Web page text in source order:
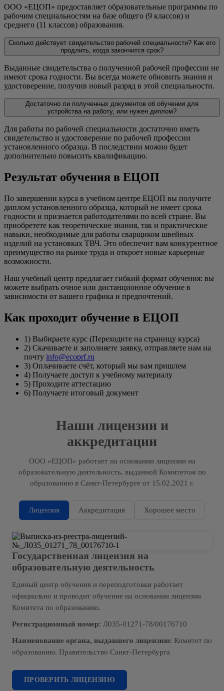
ООО «ЕЦОП» предоставляет образовательные программы по
рабочим специальностям на базе общего (9 классов) и
среднего (11 классов) образования.
Сколько действует свидетельство рабочей специальности? Как его
продлить, когда закончится срок?
Выданные свидетельства о полученной рабочей профессии не
имеют срока годности. Вы всегда можете обновить знания и
удостоверение, получив новый разряд в этой специальности.
Достаточно ли полученных документов об обучении для
устройства на работу, или нужен диплом?
Для работы по рабочей специальности достаточно иметь
свидетельство и удостоверение по рабочей профессии
установленного образца. В последствии можно будет
дополнительно повысить квалификацию.
Результат обучения в ЕЦОП
По завершении курса в учебном центре ЕЦОП вы получите
диплом установленного образца, который не имеет срока
годности и признается работодателями по всей стране. Вы
приобретете как теоретические знания, так и практические
навыки, необходимые для работы сварщиком швейных
изделий на установках ТВЧ. Это обеспечит вам конкурентное
преимущество на рынке труда и откроет новые карьерные
возможности.
Наш учебный центр предлагает гибкий формат обучения: вы
можете выбрать очное или дистанционное обучение в
зависимости от вашего графика и предпочтений.
Как проходит обучение в ЕЦОП
1) Выбираете курс (Переходите на страницу курса)
2) Скачиваете и заполняете заявку, отправляете нам на
почту info@ecoprf.ru
3) Оплачиваете счёт, который мы вам пришлем
4) Получаете доступ к учебному материалу
5) Проходите аттестацию
6) Получаете итоговый документ
Наши лицензии и
аккредитации
ООО «ЕЦОП» работает на основании лицензии на
образовательную деятельность, выданной Комитетом по
образованию в Санкт-Петербурге от 15.02.2021 г.
Лицензия Аккредитация Хорошее место
Государственная лицензия на
образовательную деятельность
Единый центр обучения и переподготовки работает
официально и проводит обучение на основании лицензии
Комитета по образованию.
Регистрационный номер: Л035-01271-78/00176710
Наименование органа, выдавшего лицензию: Комитет по
образованию. Правительство Санкт-Петербурга
ПРОВЕРИТЬ ЛИЦЕНЗИЮ